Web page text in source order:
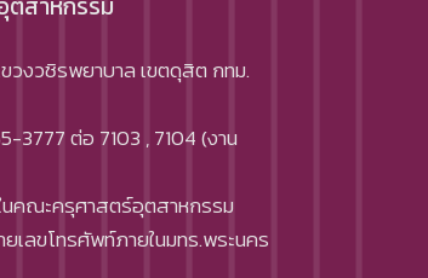
วงวชิรพยาบาล เขตดุสิต กทม.
3777 ต่อ 7103 , 7104 (งาน
นคณะครุศาสตร์อุตสาหกรรม
เลขโทรศัพท์ภายในมทร.พระนคร